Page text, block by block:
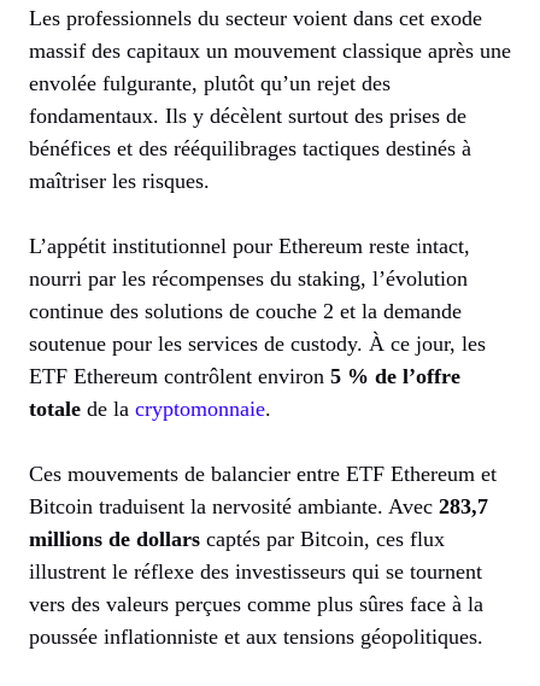
Les professionnels du secteur voient dans cet exode
massif des capitaux un mouvement classique après une
envolée fulgurante, plutôt qu’un rejet des
fondamentaux. Ils y décèlent surtout des prises de
bénéfices et des rééquilibrages tactiques destinés à
maîtriser les risques.
L’appétit institutionnel pour Ethereum reste intact,
nourri par les récompenses du staking, l’évolution
continue des solutions de couche 2 et la demande
soutenue pour les services de custody. À ce jour, les
ETF Ethereum contrôlent environ 5 % de l’offre
totale de la cryptomonnaie.
Ces mouvements de balancier entre ETF Ethereum et
Bitcoin traduisent la nervosité ambiante. Avec 283,7
millions de dollars captés par Bitcoin, ces flux
illustrent le réflexe des investisseurs qui se tournent
vers des valeurs perçues comme plus sûres face à la
poussée inflationniste et aux tensions géopolitiques.